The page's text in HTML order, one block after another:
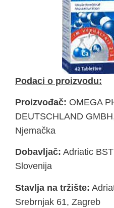
Podaci o proizvodu:
Proizvođač: OMEGA
DEUTSCHLAND
Njemačka
Dobavljač: Adriatic
Slovenija
Stavlja na tržište:
Srebrnjak 61, Zagreb